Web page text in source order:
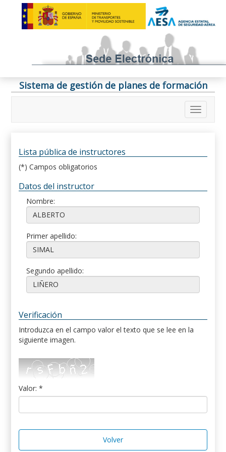
Sistema de gestión de planes de formación
Lista pública de instructores
(*) Campos obligatorios
Datos del instructor
Nombre:
Primer apellido:
Segundo apellido:
Verificación
Introduzca en el campo valor el texto que se lee en la
siguiente imagen.
Valor: *
Volver